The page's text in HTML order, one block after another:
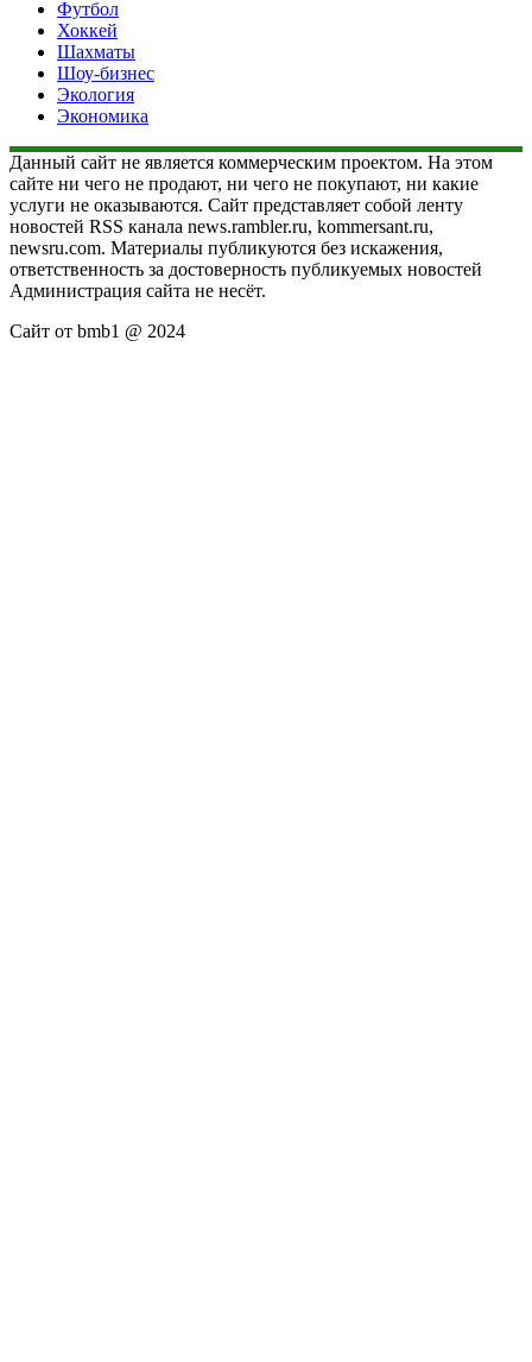
Футбол
Хоккей
Шахматы
Шоу-бизнес
Экология
Экономика
Данный сайт не является коммерческим проектом. На этом
сайте ни чего не продают, ни чего не покупают, ни какие
услуги не оказываются. Сайт представляет собой ленту
новостей RSS канала news.rambler.ru, kommersant.ru,
newsru.com. Материалы публикуются без искажения,
ответственность за достоверность публикуемых новостей
Администрация сайта не несёт.
Сайт от bmb1 @ 2024